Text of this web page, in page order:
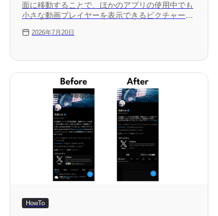
面に移動することで、ほかのアプリの使用中でも
小さな動画プレイヤーを表示できるピクチャーイ
在、このピクチャーインピクチャーが表示されな
2026年7月20日
HowTo